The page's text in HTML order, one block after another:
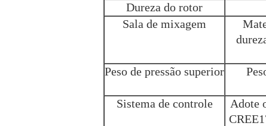
Dureza do rotor
Sala de mixagem
Peso de pressão superior
Sistema de controle
Adote